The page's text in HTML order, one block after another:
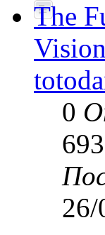
The
0
693
26/